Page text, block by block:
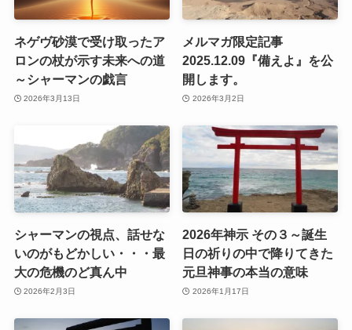
ネゲヴ砂漠で受け取ったア
ロンの杖が示す未来への道
～シャーマンの戯言
2026年3月13日
メルマガ限定記事
2025.12.09『備えよ』を公
開します。
2026年3月2日
シャーマンの視点、話せな
いのがもどかしい・・・最
大の危機のど真ん中
2026年2月3日
2026年神示 その３～誕生
日の祈りの中で降りてきた
元旦神事の本当の意味
2026年1月17日